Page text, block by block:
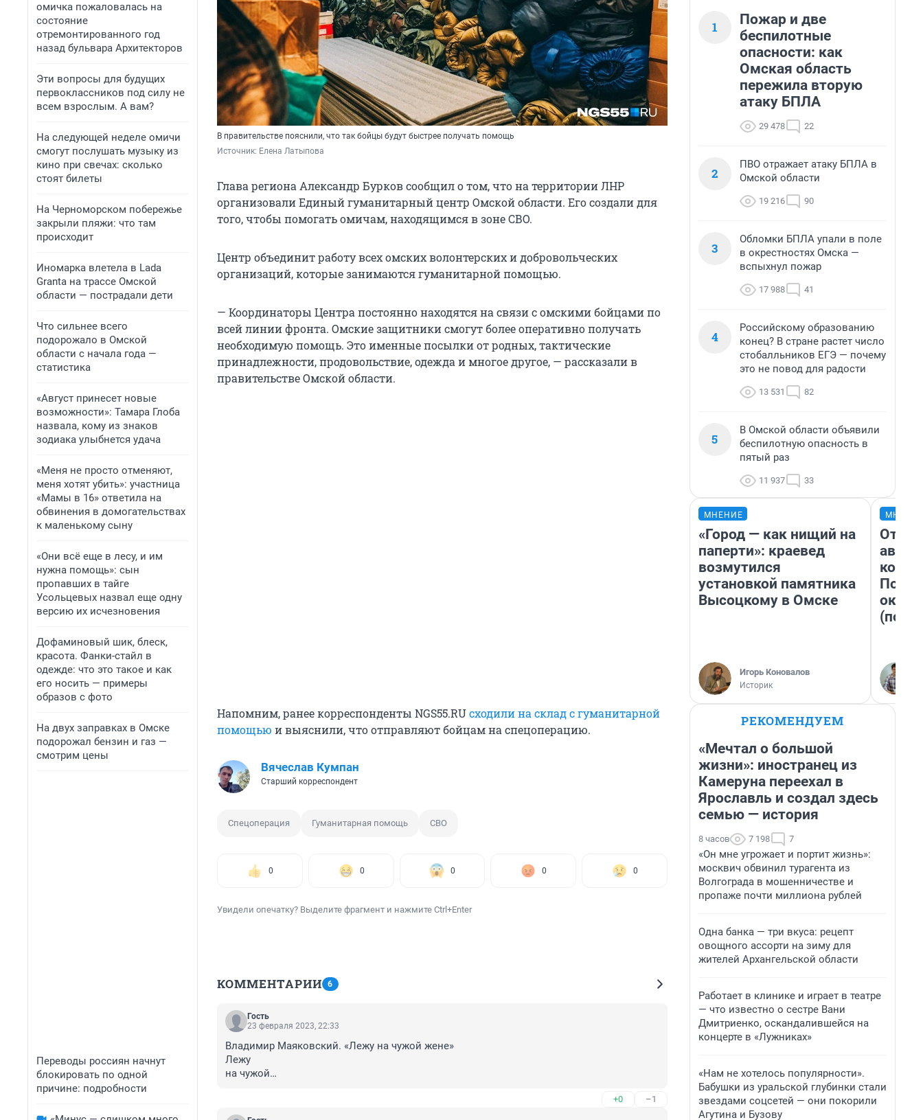
омичка пожаловалась на
состояние
отремонтированного год
назад бульвара Архитекторов
Эти вопросы для будущих
первоклассников под силу не
всем взрослым. А вам?
На следующей неделе омичи
смогут послушать музыку из
кино при свечах: сколько
стоят билеты
На Черноморском побережье
закрыли пляжи: что там
происходит
Иномарка влетела в Lada
Granta на трассе Омской
области — пострадали дети
Что сильнее всего
подорожало в Омской
области с начала года —
статистика
«Август принесет новые
возможности»: Тамара Глоба
назвала, кому из знаков
зодиака улыбнется удача
«Меня не просто отменяют,
меня хотят убить»: участница
«Мамы в 16» ответила на
обвинения в домогательствах
к маленькому сыну
«Они всё еще в лесу, и им
нужна помощь»: сын
пропавших в тайге
Усольцевых назвал еще одну
версию их исчезновения
Дофаминовый шик, блеск,
красота. Фанки-стайл в
одежде: что это такое и как
его носить — примеры
образов с фото
На двух заправках в Омске
подорожал бензин и газ —
смотрим цены
Переводы россиян начнут
блокировать по одной
причине: подробности
В правительстве пояснили, что так бойцы будут быстрее получать помощь
Источник: Елена Латыпова
Глава региона Александр Бурков сообщил о том, что на территории ЛНР
организовали Единый гуманитарный центр Омской области. Его создали для
того, чтобы помогать омичам, находящимся в зоне СВО.
Центр объединит работу всех омских волонтерских и добровольческих
организаций, которые занимаются гуманитарной помощью.
— Координаторы Центра постоянно находятся на связи с омскими бойцами по
всей линии фронта. Омские защитники смогут более оперативно получать
необходимую помощь. Это именные посылки от родных, тактические
принадлежности, продовольствие, одежда и многое другое, — рассказали в
правительстве Омской области.
Напомним, ранее корреспонденты NGS55.RUсходили на склад с гуманитарной
помощью и выяснили, что отправляют бойцам на спецоперацию.
Вячеслав Кумпан
Старший корреспондент
Спецоперация Гуманитарная помощь СВО
0 0 0 0 0
Увидели опечатку? Выделите фрагмент и нажмите Ctrl+Enter
КОММЕНТАРИИ 6
Гость
23 февраля 2023, 22:33
Владимир Маяковский. «Лежу на чужой жене»
Лежу
на чужой
прилипает
+0 –1
1
Пожар и две
беспилотные
опасности: как
Омская область
пережила вторую
атаку БПЛА
29 478 22
2
ПВО отражает атаку БПЛА в
Омской области
19 216 90
3
Обломки БПЛА упали в поле
в окрестностях Омска —
вспыхнул пожар
17 988 41
4
Российскому образованию
конец? В стране растет число
стобалльников ЕГЭ — почему
это не повод для радости
13 531 82
5
В Омской области объявили
беспилотную опасность в
пятый раз
11 937 33
МНЕНИЕ
«Город — как нищий на
паперти»: краевед
возмутился
установкой памятника
Высоцкому в Омске
Игорь Коновалов
Историк
От
РЕКОМЕНДУЕМ
«Мечтал о большой
жизни»: иностранец из
Камеруна переехал в
Ярославль и создал здесь
семью — история
8 часов 7 198 7
«Он мне угрожает и портит жизнь»:
москвич обвинил турагента из
Волгограда в мошенничестве и
пропаже почти миллиона рублей
Одна банка — три вкуса: рецепт
овощного ассорти на зиму для
жителей Архангельской области
Работает в клинике и играет в театре
— что известно о сестре Вани
Дмитриенко, оскандалившейся на
концерте в «Лужниках»
«Нам не хотелось популярности».
Бабушки из уральской глубинки стали
звездами соцсетей — они покорили
Агутина и Бузову